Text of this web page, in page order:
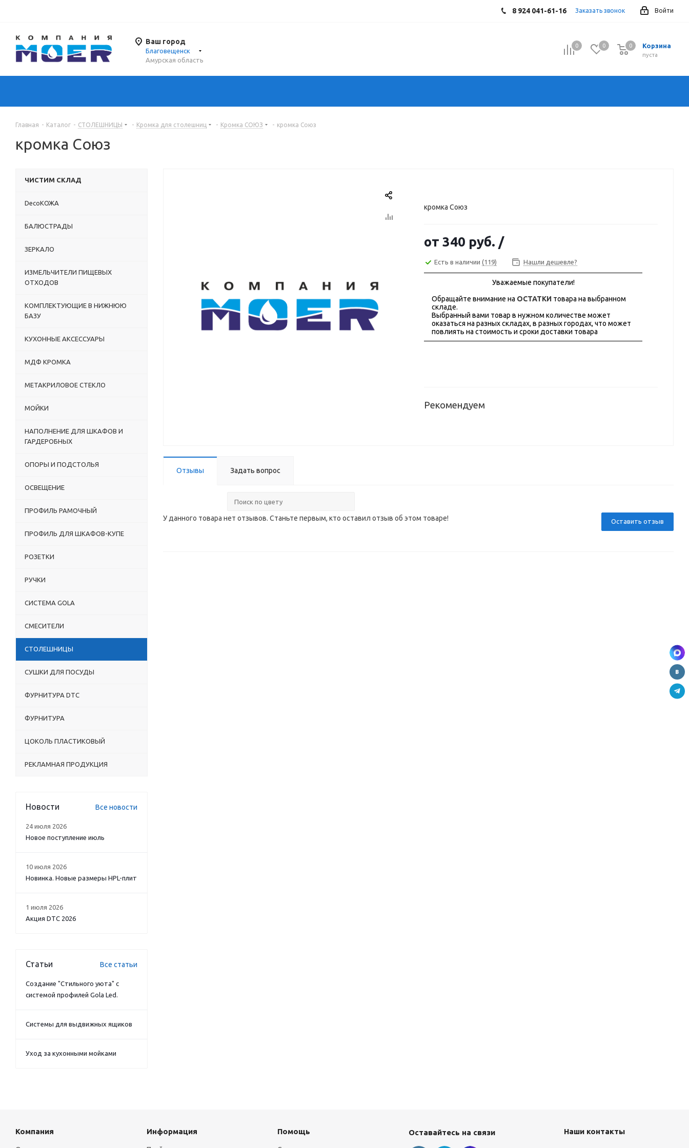
Войти
8 924 041-61-16 Заказать звонок
Ваш город
Благовещенск
Амурская область
0 0 Корзина
0
пуста
0
Главная - Каталог - СТОЛЕШНИЦЫ - Кромка для столешниц - Кромка СОЮЗ - кромка Союз
кромка Союз
кромка Союз
от 340 руб. /
Есть в наличии (119) Нашли дешевле?
Уважаемые покупатели!
Обращайте внимание на ОСТАТКИ товара на выбранном
складе.
Выбранный вами товар в нужном количестве может
оказаться на разных складах, в разных городах, что может
повлиять на стоимость и сроки доставки товара
Рекомендуем
Отзывы Задать вопрос
Оставить отзыв
У данного товара нет отзывов. Станьте первым, кто оставил отзыв об этом товаре!
ЧИСТИМ СКЛАД
DecoКОЖА
БАЛЮСТРАДЫ
ЗЕРКАЛО
ИЗМЕЛЬЧИТЕЛИ ПИЩЕВЫХ
ОТХОДОВ
КОМПЛЕКТУЮЩИЕ В НИЖНЮЮ
БАЗУ
КУХОННЫЕ АКСЕССУАРЫ
МДФ КРОМКА
МЕТАКРИЛОВОЕ СТЕКЛО
МОЙКИ
НАПОЛНЕНИЕ ДЛЯ ШКАФОВ И
ГАРДЕРОБНЫХ
ОПОРЫ И ПОДСТОЛЬЯ
ОСВЕЩЕНИЕ
ПРОФИЛЬ РАМОЧНЫЙ
ПРОФИЛЬ ДЛЯ ШКАФОВ-КУПЕ
РОЗЕТКИ
РУЧКИ
СИСТЕМА GOLA
СМЕСИТЕЛИ
СТОЛЕШНИЦЫ
СУШКИ ДЛЯ ПОСУДЫ
ФУРНИТУРА DTC
ФУРНИТУРА
ЦОКОЛЬ ПЛАСТИКОВЫЙ
РЕКЛАМНАЯ ПРОДУКЦИЯ
Новости Все новости
24 июля 2026
Новое поступление июль
10 июля 2026
Новинка. Новые размеры HPL-плит
1 июля 2026
Акция DTC 2026
Статьи Все статьи
Создание "Стильного уюта" с
системой профилей Gola Led.
Системы для выдвижных ящиков
Уход за кухонными мойками
Компания Информация Помощь Оставайтесь на связи Наши контакты